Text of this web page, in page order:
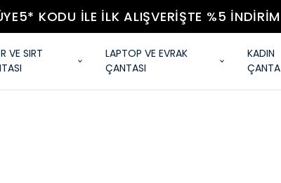
KODU ILE İLK ALIŞVERIŞTE %5 İNDIRIM
VE SIRT
LAPTOP VE EVRAK
ÇANTASI
KADIN
ÇANTA